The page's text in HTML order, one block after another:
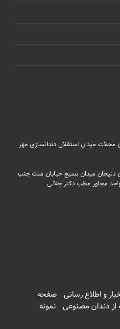
میدان استقلال دندانسازی مهر
دلیجان میدان بسیج خیابان ملت جنب
و اطلاع رسانی صفحه
از دندان مصنوعی نمونه